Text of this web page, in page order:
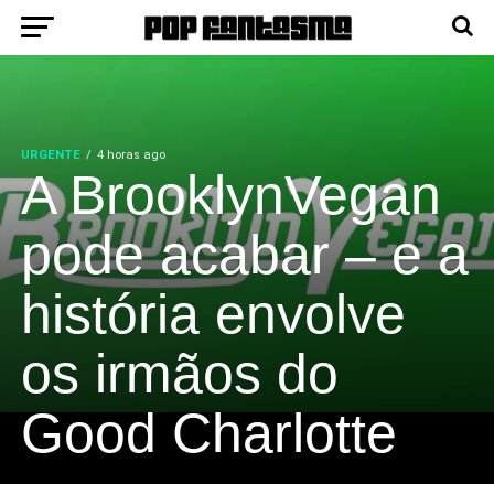
URGENTE 4 horas ago
A BrooklynVegan
pode acabar – e a
história envolve
os irmãos do
Good Charlotte